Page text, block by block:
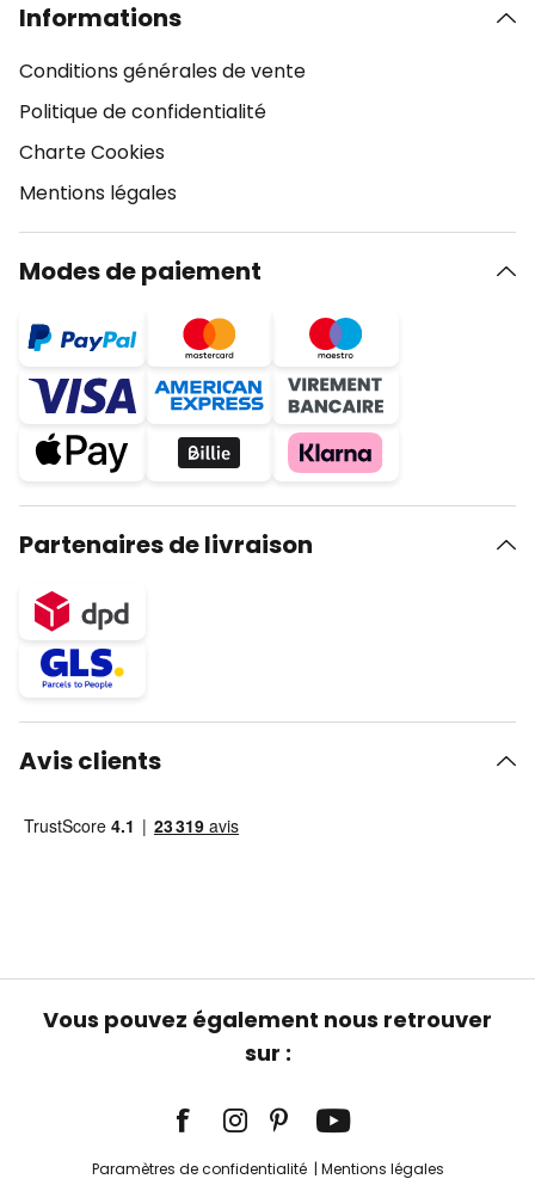
Informations
Conditions générales de vente
Politique de confidentialité
Charte Cookies
Mentions légales
Modes de paiement
Partenaires de livraison
Avis clients
Vous pouvez également nous retrouver
sur :
Paramètres de confidentialité Mentions légales